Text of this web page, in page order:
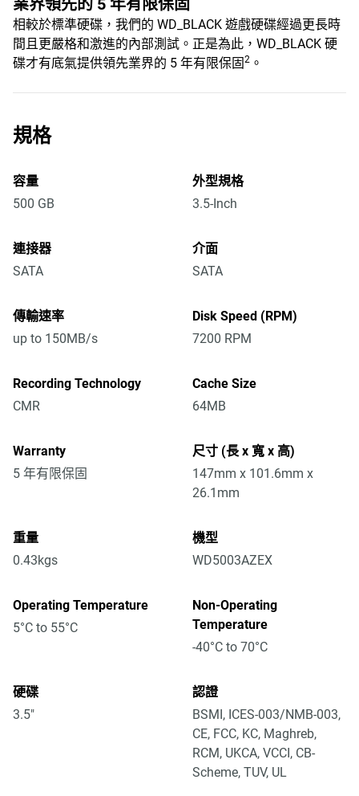
業界領先的 5 年有限保固
相較於標準硬碟，我們的 WD_BLACK 遊戲硬碟經過更長時
間且更嚴格和激進的內部測試。正是為此，WD_BLACK 硬
碟才有底氣提供領先業界的 5 年有限保固2 。
規格
容量
500 GB
外型規格
3.5-Inch
連接器
SATA
介面
SATA
傳輸速率
up to 150MB/s
Disk Speed (RPM)
7200 RPM
Recording Technology
CMR
Cache Size
64MB
Warranty
5 年有限保固
尺寸 (長 x 寬 x 高)
147mm x 101.6mm x
26.1mm
重量
0.43kgs
機型
WD5003AZEX
Operating Temperature
5°C to 55°C
Non-Operating
Temperature
-40°C to 70°C
硬碟
3.5"
認證
BSMI, ICES-003/NMB-003,
CE, FCC, KC, Maghreb,
RCM, UKCA, VCCI, CB-
Scheme, TUV, UL